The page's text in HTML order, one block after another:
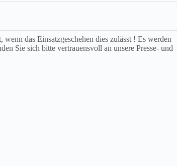
das Einsatzgeschehen dies zulässt ! Es werden
Sie sich bitte vertrauensvoll an unsere Presse- und